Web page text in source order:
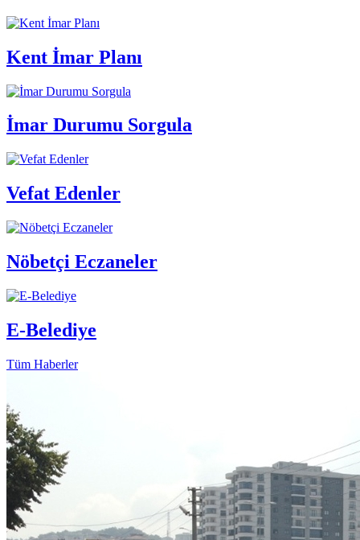
Kent İmar Planı
İmar Durumu Sorgula
Vefat Edenler
Nöbetçi Eczaneler
E-Belediye
Tüm Haberler